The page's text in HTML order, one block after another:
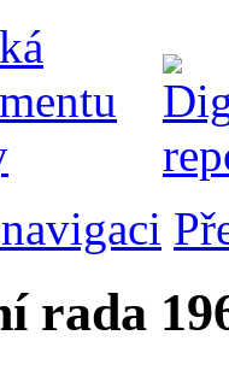
rada